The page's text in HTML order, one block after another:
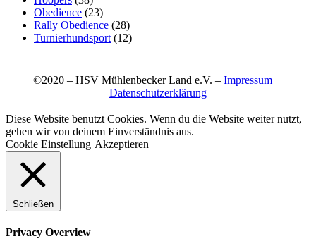
Obedience (23)
Rally Obedience (28)
Turnierhundsport (12)
©2020 – HSV Mühlenbecker Land e.V. – Impressum |
Datenschutzerklärung
Diese Website benutzt Cookies. Wenn du die Website weiter nutzt,
gehen wir von deinem Einverständnis aus.
Cookie Einstellung Akzeptieren
Schließen
Privacy Overview